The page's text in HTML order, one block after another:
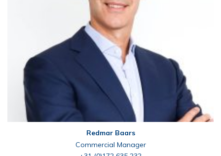
Redmar Baars
Commercial Manager